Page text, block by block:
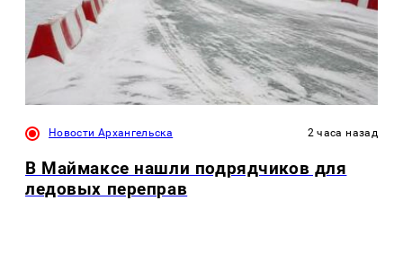
Новости Архангельска 2 часа назад
В Маймаксе нашли подрядчиков для
ледовых переправ